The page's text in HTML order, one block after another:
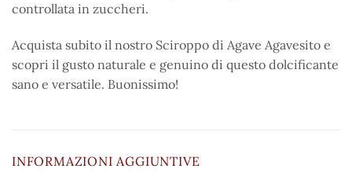
controllata in zuccheri.
Acquista subito il nostro Sciroppo di Agave Agavesito e
scopri il gusto naturale e genuino di questo dolcificante
sano e versatile. Buonissimo!
INFORMAZIONI AGGIUNTIVE